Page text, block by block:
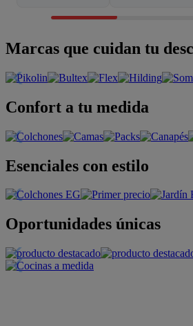
Marcas que cuidan tu
Confort a tu medida
Esenciales con estilo
Oportunidades únicas